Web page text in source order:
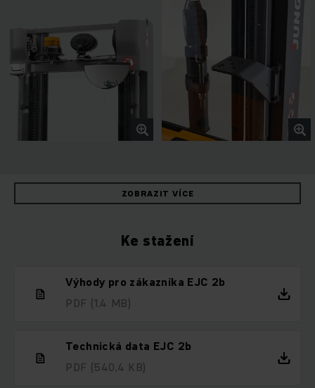
ZOBRAZIT VÍCE
Ke stažení
Výhody pro zákazníka EJC 2b
PDF (1,4 MB)
Technická data EJC 2b
PDF (540,4 KB)